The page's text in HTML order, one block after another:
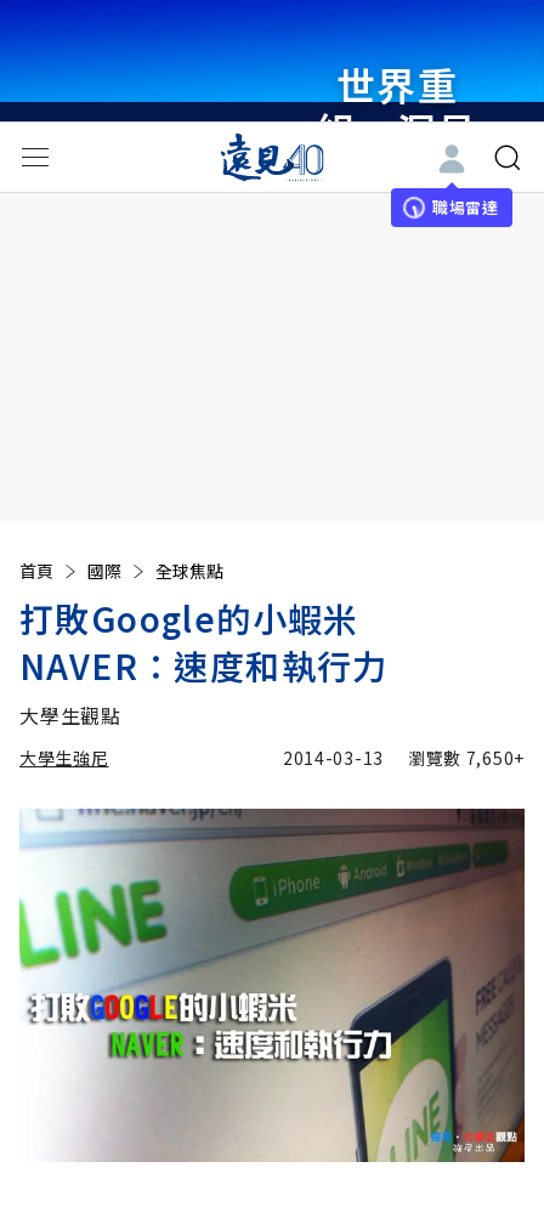
世界重
組・洞見
未來 與
世界領袖
職場雷達
首頁 國際 全球焦點
打敗Google的小蝦米
NAVER：速度和執行力
大學生觀點
大學生強尼 2014-03-13 瀏覽數 7,650+